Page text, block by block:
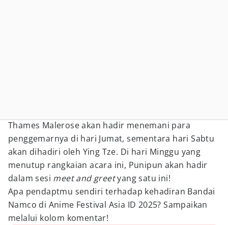
Thames Malerose akan hadir menemani para
penggemarnya di hari Jumat, sementara hari Sabtu
akan dihadiri oleh Ying Tze. Di hari Minggu yang
menutup rangkaian acara ini, Punipun akan hadir
dalam sesi meet and greetyang satu ini!
Apa pendaptmu sendiri terhadap kehadiran Bandai
Namco di Anime Festival Asia ID 2025? Sampaikan
melalui kolom komentar!